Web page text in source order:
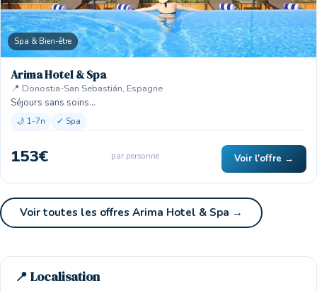
Spa & Bien-être
Arima Hotel & Spa
📍 Donostia-San Sebastián, Espagne
Séjours sans soins…
🌙 1-7n ✓ Spa
153€ par personne Voir l'offre →
Voir toutes les offres Arima Hotel & Spa →
📍 Localisation